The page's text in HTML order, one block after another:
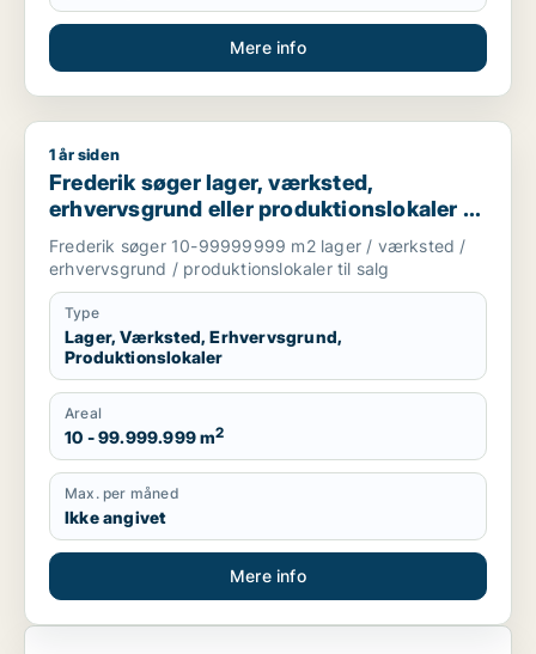
Mere info
Frederik søger lager, værksted, erhvervsgrund eller
1 år siden
Frederik søger lager, værksted,
erhvervsgrund eller produktionslokaler til
salg i Holstebro, Thisted eller Skive m.fl.
Frederik søger 10-99999999 m2 lager / værksted /
erhvervsgrund / produktionslokaler til salg
Type
Lager, Værksted, Erhvervsgrund,
Produktionslokaler
Areal
10 - 99.999.999 m2
Max. per måned
Ikke angivet
Mere info